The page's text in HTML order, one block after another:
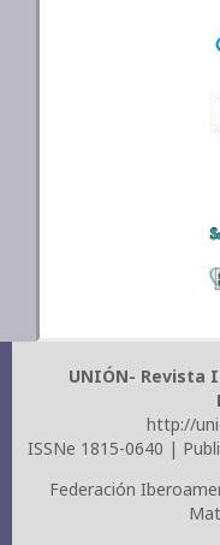
UNIÓN- Revista
http://
ISSNe 1815-0640 |
Federación